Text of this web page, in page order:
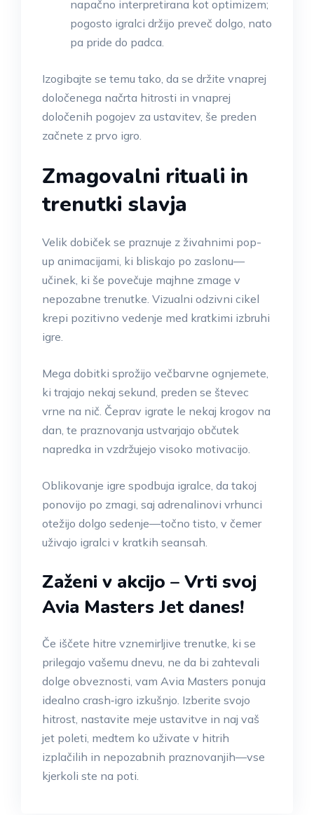
napačno interpretirana kot optimizem;
pogosto igralci držijo preveč dolgo, nato
pa pride do padca.
Izogibajte se temu tako, da se držite vnaprej
določenega načrta hitrosti in vnaprej
določenih pogojev za ustavitev, še preden
začnete z prvo igro.
Zmagovalni rituali in
trenutki slavja
Velik dobiček se praznuje z živahnimi pop-
up animacijami, ki bliskajo po zaslonu—
učinek, ki še povečuje majhne zmage v
nepozabne trenutke. Vizualni odzivni cikel
krepi pozitivno vedenje med kratkimi izbruhi
igre.
Mega dobitki sprožijo večbarvne ognjemete,
ki trajajo nekaj sekund, preden se števec
vrne na nič. Čeprav igrate le nekaj krogov na
dan, te praznovanja ustvarjajo občutek
napredka in vzdržujejo visoko motivacijo.
Oblikovanje igre spodbuja igralce, da takoj
ponovijo po zmagi, saj adrenalinovi vrhunci
otežijo dolgo sedenje—točno tisto, v čemer
uživajo igralci v kratkih seansah.
Zaženi v akcijo – Vrti svoj
Avia Masters Jet danes!
Če iščete hitre vznemirljive trenutke, ki se
prilegajo vašemu dnevu, ne da bi zahtevali
dolge obveznosti, vam Avia Masters ponuja
idealno crash‑igro izkušnjo. Izberite svojo
hitrost, nastavite meje ustavitve in naj vaš
jet poleti, medtem ko uživate v hitrih
izplačilih in nepozabnih praznovanjih—vse
kjerkoli ste na poti.